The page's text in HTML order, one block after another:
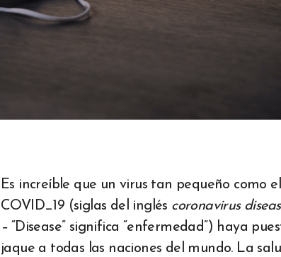
Es increíble que un virus tan pequeño como el
COVID_19 (siglas del inglés coronavirus
– “Disease” significa “enfermedad”) haya
jaque a todas las naciones del mundo. La